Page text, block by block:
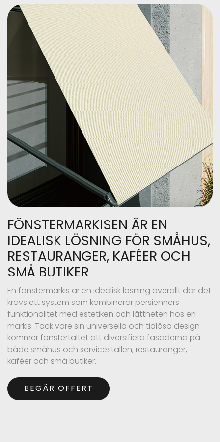
FÖNSTERMARKISEN ÄR EN
IDEALISK LÖSNING FÖR SMÅHUS,
RESTAURANGER, KAFÉER OCH
SMÅ BUTIKER
En fönstermarkis är en idealisk lösning överallt där det
krävs ett system som kombinerar persienners
funktionalitet med estetiken och lättheten hos en
markis. Tack vare sin universella och tidlösa design
kommer fönstertältet att diversifiera fasaderna på
både småhus och serviceställen, restauranger,
kaféer och små butiker.
BEGÄR OFFERT